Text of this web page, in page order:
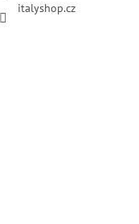
italyshop.cz